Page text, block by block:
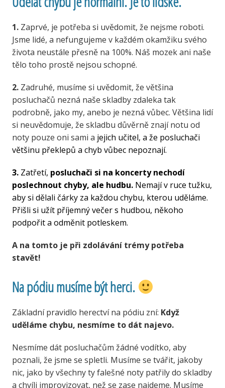
1.Zaprvé, je potřeba si uvědomit, že nejsme roboti.
Jsme lidé, a nefungujeme v každém okamžiku svého
života neustále přesně na 100%. Náš mozek ani naše
tělo toho prostě nejsou schopné.
2.Zadruhé, musíme si uvědomit, že většina
posluchačů nezná naše skladby zdaleka tak
podrobně, jako my, anebo je nezná vůbec. Většina lidí
si neuvědomuje, že skladbu důvěrně znají notu od
noty pouze oni sami a jejich učitel, a že posluchači
většinu překlepů a chyb vůbec nepoznají.
3.Zatřetí, posluchači si na koncerty nechodí
poslechnout chyby, ale hudbu. Nemají v ruce tužku,
aby si dělali čárky za každou chybu, kterou uděláme.
Přišli si užít příjemný večer s hudbou, někoho
podpořit a odměnit potleskem.
A na tomto je při zdolávání trémy potřeba
stavět!
Na pódiu musíme být herci.
Základní pravidlo herectví na pódiu zní: Když
uděláme chybu, nesmíme to dát najevo.
Nesmíme dát posluchačům žádné vodítko, aby
poznali, že jsme se spletli. Musíme se tvářit, jakoby
nic, jako by všechny ty falešné noty patřily do skladby
a chvíli improvizovat, než se zase najdeme. Musíme